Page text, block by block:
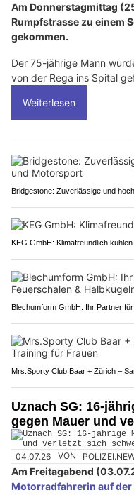
Am Donnerstagmittag
Rumpfstrasse zu einem
gekommen.
Der 75-jährige Mann
von der Rega ins Spital
Weiterlesen
Bridgestone: Zuverlässige und
KEG GmbH: Klimafreundlich
Blechumform GmbH: Ihr Partner
Mrs.Sporty Club Baar + Zürich –
Uznach SG: 16-
gegen Mauer und
04.07.26 VON
Am Freitagabend
Motorradfahrerin auf